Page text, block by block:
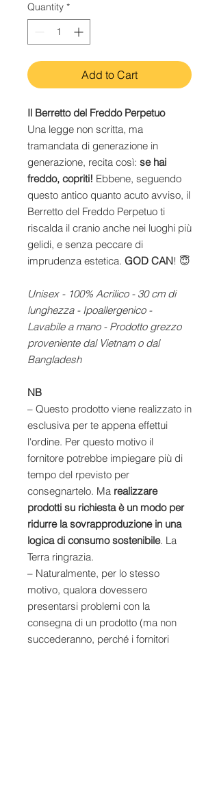
Quantity *
Add to Cart
Il Berretto del Freddo Perpetuo
Una legge non scritta, ma
tramandata di generazione in
generazione, recita così: se hai
freddo, copriti! Ebbene, seguendo
questo antico quanto acuto avviso, il
Berretto del Freddo Perpetuo ti
riscalda il cranio anche nei luoghi più
gelidi, e senza peccare di
imprudenza estetica. GOD CAN! 😇
Unisex - 100% Acrilico - 30 cm di
lunghezza - Ipoallergenico -
Lavabile a mano - Prodotto grezzo
proveniente dal Vietnam o dal
Bangladesh
NB
– Questo prodotto viene realizzato in
esclusiva per te appena effettui
l'ordine. Per questo motivo il
fornitore potrebbe impiegare più di
tempo del rpevisto per
consegnartelo. Ma realizzare
prodotti su richiesta è un modo per
ridurre la sovrapproduzione in una
logica di consumo sostenibile. La
Terra ringrazia.
– Naturalmente, per lo stesso
motivo, qualora dovessero
presentarsi problemi con la
consegna di un prodotto (ma non
succederanno, perché i fornitori